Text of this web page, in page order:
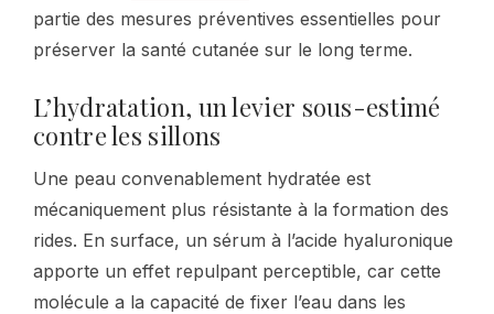
partie des mesures préventives essentielles pour
préserver la santé cutanée sur le long terme.
L’hydratation, un levier sous-estimé
contre les sillons
Une peau convenablement hydratée est
mécaniquement plus résistante à la formation des
rides. En surface, un sérum à l’acide hyaluronique
apporte un effet repulpant perceptible, car cette
molécule a la capacité de fixer l’eau dans les